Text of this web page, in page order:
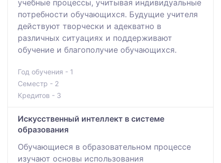
учебные процессы, учитывая индивидуальные
потребности обучающихся. Будущие учителя
действуют творчески и адекватно в
различных ситуациях и поддерживают
обучение и благополучие обучающихся.
Год обучения - 1
Семестр - 2
Кредитов - 3
Искусственный интеллект в системе
образования
Обучающиеся в образовательном процессе
изучают основы использования